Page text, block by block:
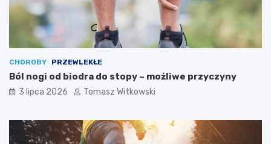
CHOROBY PRZEWLEKŁE
Ból nogi od biodra do stopy – możliwe przyczyny
3 lipca 2026 Tomasz Witkowski